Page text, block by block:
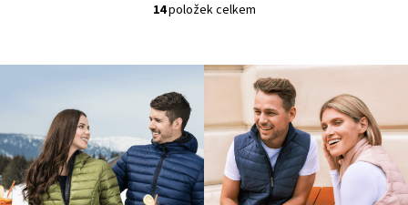
O
l
á
a
c
í
p
14položek celkem